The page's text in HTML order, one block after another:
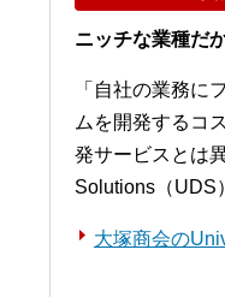
ニッチな業種だ
「自社の業務に
ムを開発するコ
発サービスとは
Solutions（UDS
大塚商会の